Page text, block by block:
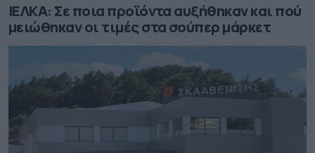
ΙΕΛΚΑ: Σε ποια προϊόντα αυξήθηκαν και πού
μειώθηκαν οι τιμές στα σούπερ μάρκετ